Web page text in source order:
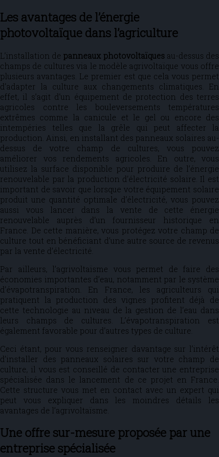
Les avantages de l’énergie
photovoltaïque dans l’agriculture
L’installation de panneaux photovoltaïquesau-dessus des
champs de cultures via le modèle agrivoltaïque vous offre
plusieurs avantages. Le premier est que cela vous permet
d’adapter la culture aux changements climatiques. En
effet, il s’agit d’un équipement de protection des terres
agricoles contre les bouleversements températures
extrêmes comme la canicule et le gel ou encore des
intempéries telles que la grêle qui peut affecter la
production. Ainsi, en installant des panneaux solaires au-
dessus de votre champ de cultures, vous pouvez
améliorer vos rendements agricoles. En outre, vous
utilisez la surface disponible pour produire de l’énergie
renouvelable par la production d’électricité solaire. Il est
important de savoir que lorsque votre équipement solaire
produit une quantité optimale d’électricité, vous pouvez
aussi vous lancer dans la vente de cette énergie
renouvelable auprès d’un fournisseur historique en
France. De cette manière, vous protégez votre champ de
culture tout en bénéficiant d’une autre source de revenus
par la vente d’électricité.
Par ailleurs, l’agrivoltaïsme vous permet de faire des
économies importantes d’eau, notamment par le système
d’évapotranspiration. En France, les agriculteurs qui
pratiquent la production des vignes profitent déjà de
cette technologie au niveau de la gestion de l’eau dans
leurs champs de cultures. L’évapotranspiration est
également favorable pour d’autres types de culture.
Ceci étant, pour vous renseigner davantage sur l’intérêt
d’installer des panneaux solaires sur votre champ de
culture, il vous est conseillé de contacter une entreprise
spécialisée dans le lancement de ce projet en France.
Cette structure vous met en contact avec un expert qui
peut vous expliquer dans les moindres détails les
avantages de l’agrivoltaïsme.
Une offre sur-mesure proposée par une
entreprise spécialisée